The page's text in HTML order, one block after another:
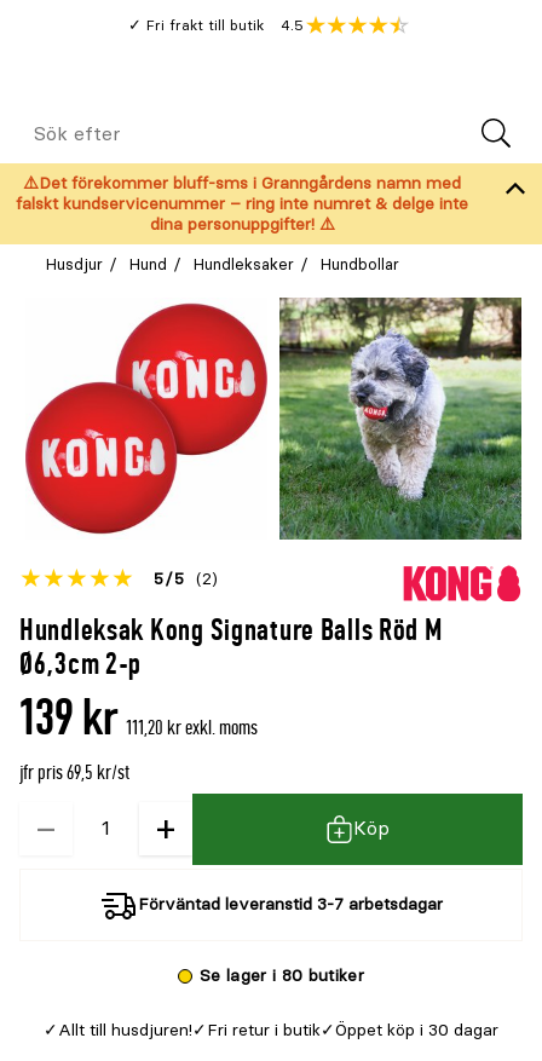
Fri frakt till butik
Genomsnitt
4.5
Meny
Sök
efter
⚠️Det förekommer bluff-sms i Granngårdens namn med
falskt kundservicenummer – ring inte numret & delge inte
dina personuppgifter! ⚠️
Husdjur Hund Hundleksaker Hundbollar
Hundleksak Kong Signature Balls Röd M
Ø6,3cm 2-p
Betyget
denna
5 5 (2)
Öppna
recensioner
139 kr 111,20 kr exkl. moms
jfr pris 69,5 kr/st
−
Kvantitet + Köp
Förväntad leveranstid 3-7 arbetsdagar
Se lager i 80 butiker
Allt till husdjuren! Fri retur i butik Öppet köp i 30 dagar